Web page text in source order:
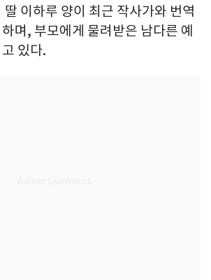
이하루 양이 최근 작사가와 번역
며, 부모에게 물려받은 남다른 예
있다.